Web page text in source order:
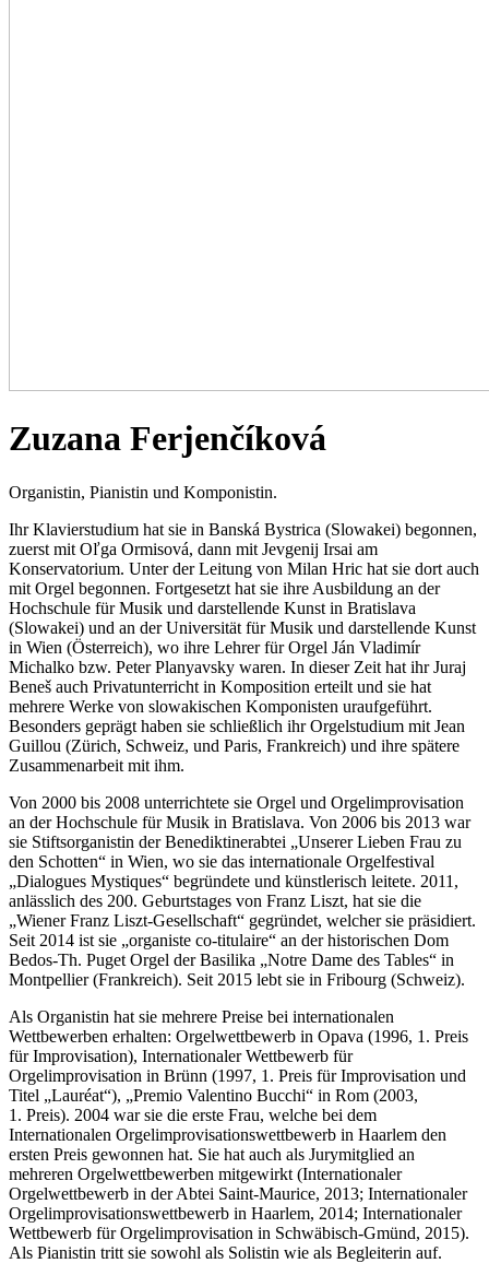
Zuzana Ferjenčíková
Organistin, Pianistin und Komponistin.
Ihr Klavierstudium hat sie in Banská Bystrica (Slowakei) begonnen,
zuerst mit Oľga Ormisová, dann mit Jevgenij Irsai am
Konservatorium. Unter der Leitung von Milan Hric hat sie dort auch
mit Orgel begonnen. Fortgesetzt hat sie ihre Ausbildung an der
Hochschule für Musik und darstellende Kunst in Bratislava
(Slowakei) und an der Universität für Musik und darstellende Kunst
in Wien (Österreich), wo ihre Lehrer für Orgel Ján Vladimír
Michalko bzw. Peter Planyavsky waren. In dieser Zeit hat ihr Juraj
Beneš auch Privatunterricht in Komposition erteilt und sie hat
mehrere Werke von slowakischen Komponisten uraufgeführt.
Besonders geprägt haben sie schließlich ihr Orgelstudium mit Jean
Guillou (Zürich, Schweiz, und Paris, Frankreich) und ihre spätere
Zusammenarbeit mit ihm.
Von 2000 bis 2008 unterrichtete sie Orgel und Orgelimprovisation
an der Hochschule für Musik in Bratislava. Von 2006 bis 2013 war
sie Stiftsorganistin der Benediktinerabtei „Unserer Lieben Frau zu
den Schotten“ in Wien, wo sie das internationale Orgelfestival
„Dialogues Mystiques“ begründete und künstlerisch leitete. 2011,
anlässlich des 200. Geburtstages von Franz Liszt, hat sie die
„Wiener Franz Liszt-Gesellschaft“ gegründet, welcher sie präsidiert.
Seit 2014 ist sie „organiste co-titulaire“ an der historischen Dom
Bedos-Th. Puget Orgel der Basilika „Notre Dame des Tables“ in
Montpellier (Frankreich). Seit 2015 lebt sie in Fribourg (Schweiz).
Als Organistin hat sie mehrere Preise bei internationalen
Wettbewerben erhalten: Orgelwettbewerb in Opava (1996, 1. Preis
für Improvisation), Internationaler Wettbewerb für
Orgelimprovisation in Brünn (1997, 1. Preis für Improvisation und
Titel „Lauréat“), „Premio Valentino Bucchi“ in Rom (2003,
1. Preis). 2004 war sie die erste Frau, welche bei dem
Internationalen Orgelimprovisationswettbewerb in Haarlem den
ersten Preis gewonnen hat. Sie hat auch als Jurymitglied an
mehreren Orgelwettbewerben mitgewirkt (Internationaler
Orgelwettbewerb in der Abtei Saint-Maurice, 2013; Internationaler
Orgelimprovisationswettbewerb in Haarlem, 2014; Internationaler
Wettbewerb für Orgelimprovisation in Schwäbisch-Gmünd, 2015).
Als Pianistin tritt sie sowohl als Solistin wie als Begleiterin auf.